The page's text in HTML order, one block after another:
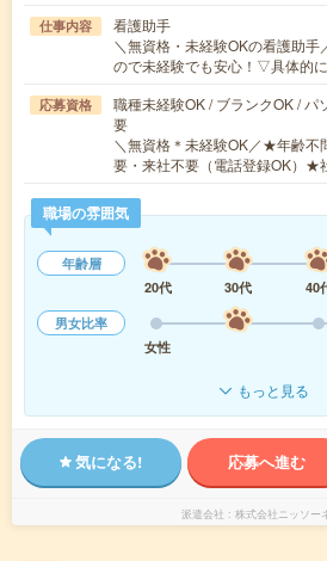
仕事内容
看護助手
＼無資格・未経験OKの看護助
ので未経験でも安心！▽具体的
応募資格
職種未経験OK / ブランクOK / パ
要
＼無資格＊未経験OK／★年齢
要・来社不要（電話登録OK）★
職場の雰囲気
年齢層
20代
30代 40
男女比率
女性
もっと見る
気になる! 応募へ進む
派遣会社 株式会社ニッソー